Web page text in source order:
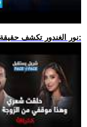
.. نور الغندور تكشف حقيقة مرضها وزواجها وعملها الرمضاني القادم: